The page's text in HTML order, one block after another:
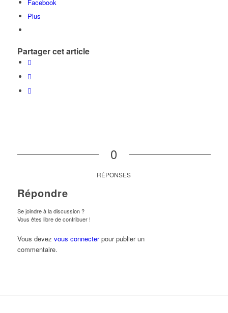
Facebook
Plus
Partager cet article
0
RÉPONSES
Répondre
Se joindre à la discussion ?
Vous êtes libre de contribuer !
Vous devez vous connecterpour publier un
commentaire.